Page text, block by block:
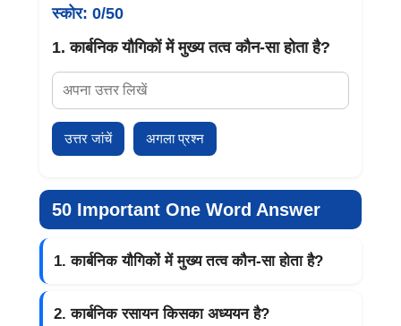
स्कोर: 0/50
1. कार्बनिक यौगिकों में मुख्य तत्व कौन-सा होता है?
उत्तर जांचें अगला प्रश्न
50 Important One Word Answer
1. कार्बनिक यौगिकों में मुख्य तत्व कौन-सा होता है?
2. कार्बनिक रसायन किसका अध्ययन है?